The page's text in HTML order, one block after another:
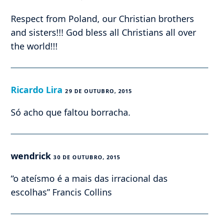
Respect from Poland, our Christian brothers
and sisters!!! God bless all Christians all over
the world!!!
Ricardo Lira 29 DE OUTUBRO, 2015
Só acho que faltou borracha.
wendrick30 DE OUTUBRO, 2015
“o ateísmo é a mais das irracional das
escolhas” Francis Collins